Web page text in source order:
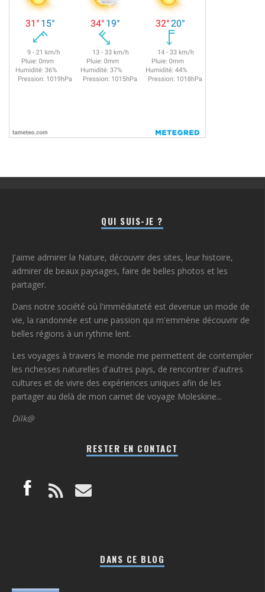
QUI SUIS-JE ?
J'aime admirer la Nature, découvrir des sites, leur histoire,
admirer de beaux paysages, faire de belles photos et les
partager.
Dans notre société où l'immédiateté est devenue un mode de
vie, la randonnée est une passion qui m'emmène découvrir de
belles régions à un rythme lent.
Les voyages à travers le monde me permettent de contempler
les richesses naturelles d'autres pays, de rencontrer d'autres
cultures et de vivre des expériences uniques afin de les
partager au delà de mon carnet de voyage Moleskine...
Dilk@
RESTER EN CONTACT
DANS CE BLOG